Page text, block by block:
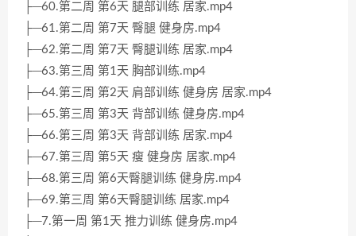
├─60.第二周 第6天 腿部训练 居家.mp4
├─61.第二周 第7天 臀腿 健身房.mp4
├─62.第二周 第7天 臀腿训练 居家.mp4
├─63.第三周 第1天 胸部训练.mp4
├─64.第三周 第2天 肩部训练 健身房 居家.mp4
├─65.第三周 第3天 背部训练 健身房.mp4
├─66.第三周 第3天 背部训练 居家.mp4
├─67.第三周 第5天 瘦 健身房 居家.mp4
├─68.第三周 第6天臀腿训练 健身房.mp4
├─69.第三周 第6天臀腿训练 居家.mp4
├─7.第一周 第1天 推力训练 健身房.mp4